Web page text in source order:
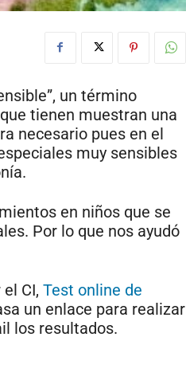
un término
tienen muestran una
necesario pues en el
muy sensibles
en niños que se
Por lo que nos ayudó
CI, Test online de
un enlace para realizar
los resultados.